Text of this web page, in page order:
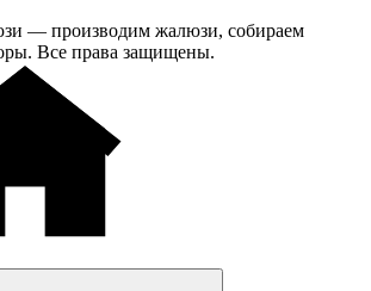
— производим жалюзи, собираем
Все права защищены.